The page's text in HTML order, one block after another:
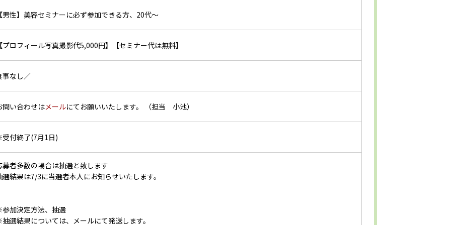
男性】美容セミナーに必ず参加できる方、20代～
プロフィール写真撮影代5,000円】【セミナー代は無料】
事なし／
問い合わせはメールにてお願いいたします。 （担当 小池）
付終了(7月1日)
募者多数の場合は抽選と致します
選結果は7/3に当選者本人にお知らせいたします。
加決定方法、抽選
選結果については、メールにて発送します。